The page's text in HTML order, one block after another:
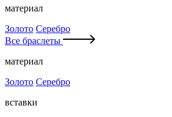
материал
Золото Серебро
Все браслеты
материал
Золото Серебро
вставки